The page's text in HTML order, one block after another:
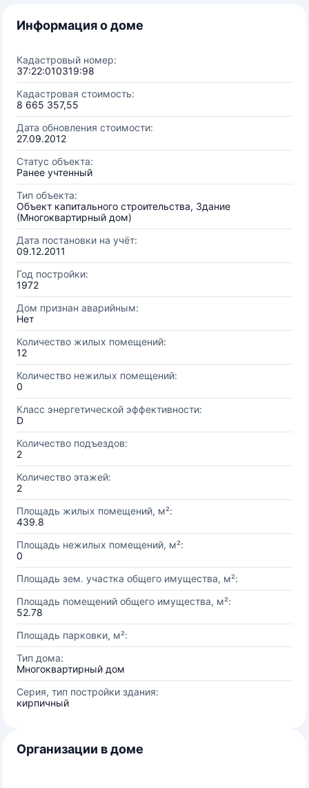
Информация о доме
Кадастровый номер:
37:22:010319:98
Кадастровая стоимость:
8 665 357,55
Дата обновления стоимости:
27.09.2012
Статус объекта:
Ранее учтенный
Тип объекта:
Объект капитального строительства, Здание
(Многоквартирный дом)
Дата постановки на учёт:
09.12.2011
Год постройки:
1972
Дом признан аварийным:
Нет
Количество жилых помещений:
12
Количество нежилых помещений:
0
Класс энергетической эффективности:
D
Количество подъездов:
2
Количество этажей:
2
Площадь жилых помещений, м²:
439.8
Площадь нежилых помещений, м²:
0
Площадь зем. участка общего имущества, м²:
Площадь помещений общего имущества, м²:
52.78
Площадь парковки, м²:
Тип дома:
Многоквартирный дом
Серия, тип постройки здания:
кирпичный
Организации в доме